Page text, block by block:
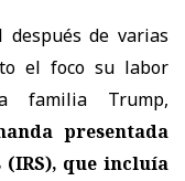
después de varias
el foco su labor
familia Trump,
presentada
que incluía